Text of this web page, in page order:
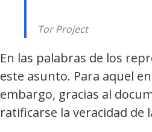
Tor Project
En las palabras de los
este asunto. Para aquel
embargo, gracias al
ratificarse la veracidad de